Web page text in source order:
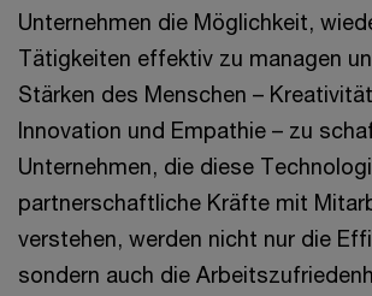
Unternehmen die Möglichkeit,
Tätigkeiten effektiv zu managen
Stärken des Menschen –
Innovation und Empathie – zu
Unternehmen, die diese
partnerschaftliche Kräfte mit
verstehen, werden nicht nur die
sondern auch die